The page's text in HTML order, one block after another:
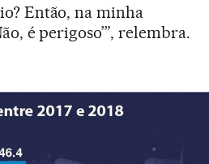
Então, na minha
é perigoso’”, relembra.